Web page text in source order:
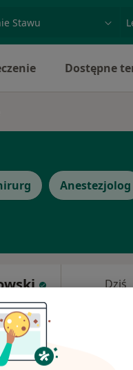
Dostępne
Anestezjolog
Dziś